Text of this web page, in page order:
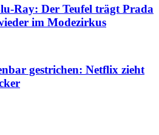
Ray: Der Teufel trägt Prada
im Modezirkus
gestrichen: Netflix zieht